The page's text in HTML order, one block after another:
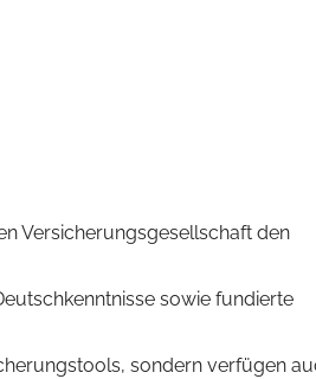
Versicherungsgesellschaft den
sowie fundierte
sondern verfügen